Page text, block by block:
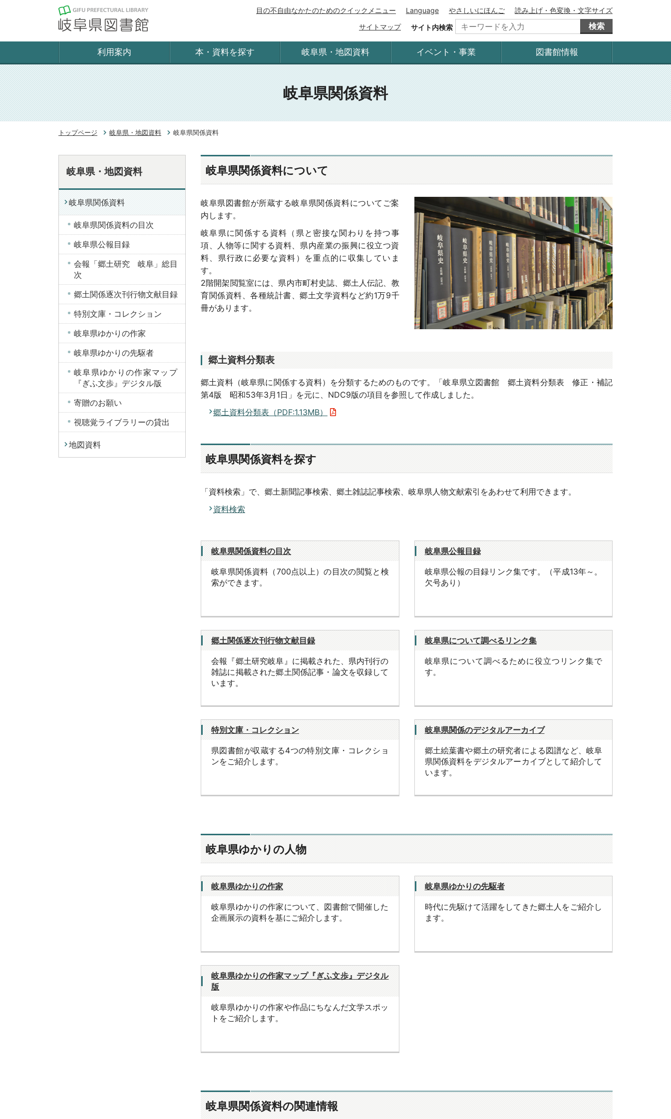
目の不自由なかたのためのクイックメニュー Language やさしいにほんご
読み上げ・色変換・文字サイズ
サイトマップ
サイト内検索 検索
利用案内 本・資料を探す 岐阜県・地図資料 イベント・事業 図書館情報
岐阜県関係資料
トップページ 岐阜県・地図資料 岐阜県関係資料
岐阜県関係資料について
岐阜県図書館が所蔵する岐阜県関係資料についてご案
内します。
岐阜県に関係する資料（県と密接な関わりを持つ事
項、人物等に関する資料、県内産業の振興に役立つ資
料、県行政に必要な資料）を重点的に収集していま
す。
2階開架閲覧室には、県内市町村史誌、郷土人伝記、教
育関係資料、各種統計書、郷土文学資料など約1万9千
冊があります。
郷土資料分類表
郷土資料（岐阜県に関係する資料）を分類するためのものです。「岐阜県立図書館 郷土資料分類表 修正・補記
第4版 昭和53年3月1日」を元に、NDC9版の項目を参照して作成しました。
郷土資料分類表（PDF:1.13MB）
岐阜県関係資料を探す
「資料検索」で、郷土新聞記事検索、郷土雑誌記事検索、岐阜県人物文献索引をあわせて利用できます。
資料検索
岐阜県関係資料の目次
岐阜県関係資料（700点以上）の目次の閲覧と検
索ができます。
岐阜県公報目録
岐阜県公報の目録リンク集です。（平成13年～。
欠号あり）
郷土関係逐次刊行物文献目録
会報『郷土研究岐阜』に掲載された、県内刊行の
雑誌に掲載された郷土関係記事・論文を収録して
います。
岐阜県について調べるリンク集
岐阜県について調べるために役立つリンク集で
す。
特別文庫・コレクション
県図書館が収蔵する4つの特別文庫・コレクショ
ンをご紹介します。
岐阜県関係のデジタルアーカイブ
郷土絵葉書や郷土の研究者による図譜など、岐阜
県関係資料をデジタルアーカイブとして紹介して
います。
岐阜県ゆかりの人物
岐阜県ゆかりの作家
岐阜県ゆかりの作家について、図書館で開催した
企画展示の資料を基にご紹介します。
岐阜県ゆかりの先駆者
時代に先駆けて活躍をしてきた郷土人をご紹介し
ます。
岐阜県ゆかりの作家マップ『ぎふ文歩』デジタル
版
岐阜県ゆかりの作家や作品にちなんだ文学スポッ
トをご紹介します。
岐阜県関係資料の関連情報
岐阜県・地図資料
岐阜県関係資料
岐阜県関係資料の目次
岐阜県公報目録
会報「郷土研究 岐阜」総目
次
郷土関係逐次刊行物文献目録
特別文庫・コレクション
岐阜県ゆかりの作家
岐阜県ゆかりの先駆者
岐阜県ゆかりの作家マップ
『ぎふ文歩』デジタル版
寄贈のお願い
視聴覚ライブラリーの貸出
地図資料